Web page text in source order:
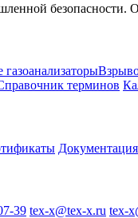
терминов
Документация
39 tex-x@tex-x.ru tex-